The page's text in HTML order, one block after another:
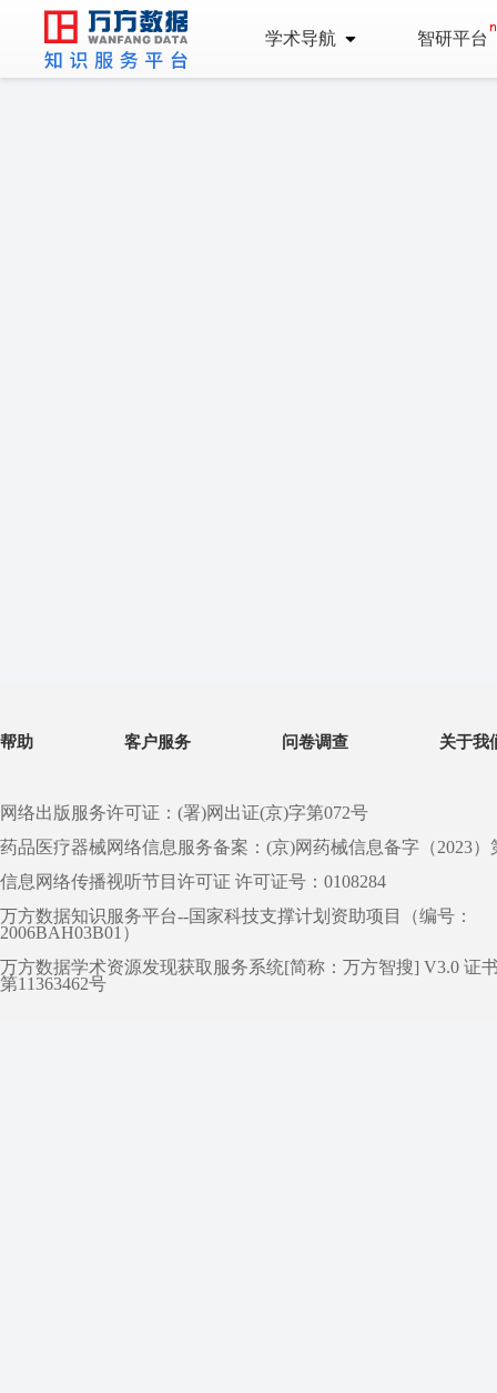
学术导航 智研平台
帮助 客户服务 问卷调查 关于我
网络出版服务许可证：(署)网出证(京)字第072号
药品医疗器械网络信息服务备案：(京)网药械信息备字（2023）
信息网络传播视听节目许可证 许可证号：0108284
万方数据知识服务平台--国家科技支撑计划资助项目（编号：
2006BAH03B01）
万方数据学术资源发现获取服务系统[简称：万方智搜] V3.0 证
第11363462号